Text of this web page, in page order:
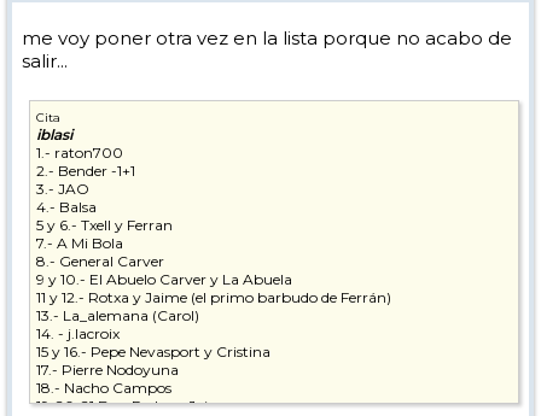
me voy poner otra vez en la lista porque no acabo de
salir...
Cita
iblasi
1.- raton700
2.- Bender -1+1
3.- JAO
4.- Balsa
5 y 6.- Txell y Ferran
7.- A Mi Bola
8.- General Carver
9 y 10.- El Abuelo Carver y La Abuela
11 y 12.- Rotxa y Jaime (el primo barbudo de Ferrán)
13.- La_alemana (Carol)
14. - j.lacroix
15 y 16.- Pepe Nevasport y Cristina
17.- Pierre Nodoyuna
18.- Nacho Campos
19-20-21 Bea, Pedro y Jairo